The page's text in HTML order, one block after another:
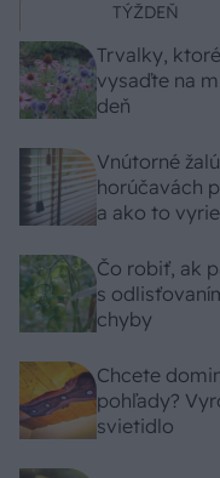
TÝŽDEŇ
Trvalky,
vysaďte na
deň
Vnútorné
horúčavách
a ako to
Čo robiť, ak
s
chyby
Chcete
pohľady?
svietidlo